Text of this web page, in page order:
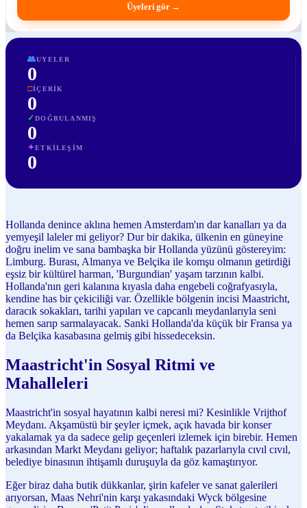
Üyeleri gör →
👥UYELER
0
□İÇERIK
0
✓DOĞRULANMIŞ
0
✦ETKILEŞIM
0
Hollanda denince aklına hemen Amsterdam'ın dar kanalları ya da
yemyeşil laleler mi geliyor? Dur bir dakika, ülkenin en güneyine
doğru inelim ve sana bambaşka bir Hollanda yüzünü göstereyim:
Limburg. Burası, Almanya ve Belçika ile komşu olmanın getirdiği
eşsiz bir kültürel harman, 'Burgundian' yaşam tarzının kalbi.
Hollanda'nın geri kalanına kıyasla daha engebeli coğrafyasıyla,
kendine has bir çekiciliği var. Özellikle bölgenin incisi Maastricht,
daracık sokakları, tarihi yapıları ve capcanlı meydanlarıyla seni
hemen sarıp sarmalayacak. Sanki Hollanda'da küçük bir Fransa ya
da Belçika kasabasına gelmiş gibi hissedeceksin.
Maastricht'in Sosyal Ritmi ve
Mahalleleri
Maastricht'in sosyal hayatının kalbi neresi mi? Kesinlikle Vrijthof
Meydanı. Akşamüstü bir şeyler içmek, açık havada bir konser
yakalamak ya da sadece gelip geçenleri izlemek için birebir. Hemen
arkasından Markt Meydanı geliyor; haftalık pazarlarıyla cıvıl cıvıl,
belediye binasının ihtişamlı duruşuyla da göz kamaştırıyor.
Eğer biraz daha butik dükkanlar, şirin kafeler ve sanat galerileri
arıyorsan, Maas Nehri'nin karşı yakasındaki Wyck bölgesine